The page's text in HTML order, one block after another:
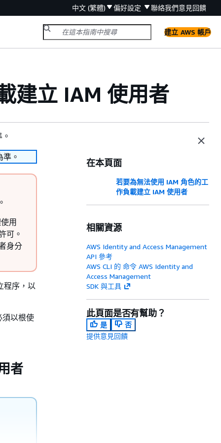
中文 (繁體) 偏好設定 聯絡我們意見回饋
建立 AWS 帳戶
建立 IAM 使用者
。
用
可。
身分
程序，以
須以根使
者
在本頁面
若要為無法使用 IAM 角色的工
作負載建立 IAM 使用者
相關資源
AWS Identity and Access Management
API 參考
AWS CLI 的 命令 AWS Identity and
Access Management
SDK 與工具
此頁面是否有幫助？
是
否
提供意見回饋